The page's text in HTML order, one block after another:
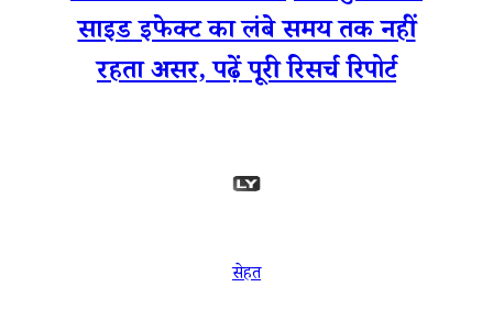
साइड इफेक्ट का लंबे समय तक नहीं
रहता असर, पढ़ें पूरी रिसर्च रिपोर्ट
सेहत